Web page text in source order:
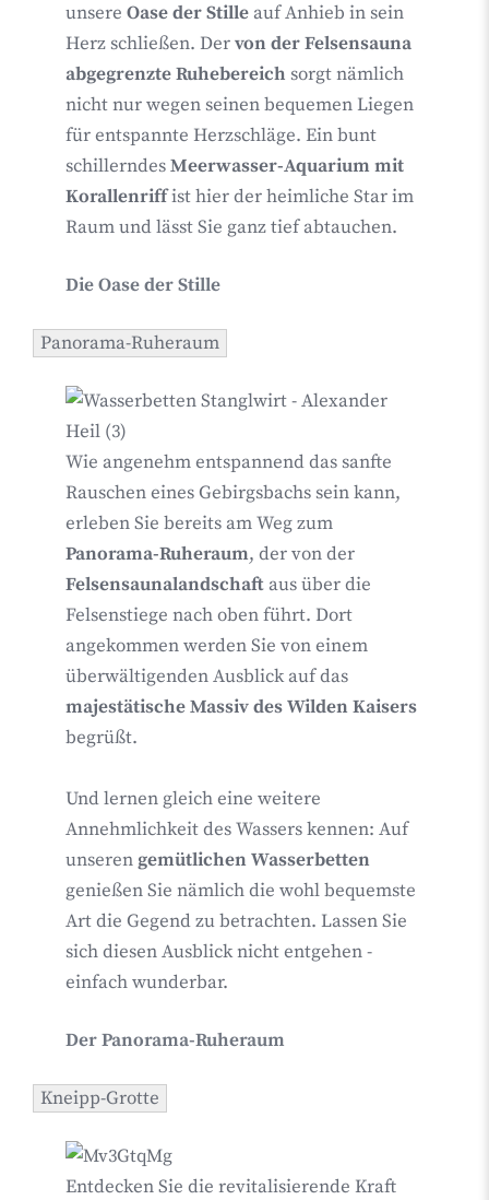
unsere Oase der Stille auf Anhieb in sein
Herz schließen. Dervon derFelsensauna
abgegrenzte Ruhebereich sorgt nämlich
nicht nur wegen seinen bequemen Liegen
für entspannte Herzschläge. Ein bunt
schillerndesMeerwasser-Aquariummit
Korallenriffist hier der heimliche Star im
Raum und lässt Sie ganz tief abtauchen.
Die Oase der Stille
Panorama-Ruheraum
Wie angenehm entspannend das sanfte
Rauschen eines Gebirgsbachs sein kann,
erleben Sie bereits am Weg zum
Panorama-Ruheraum, der von der
Felsensaunalandschaft aus über die
Felsenstiege nach oben führt. Dort
angekommen werden Sie von einem
überwältigenden Ausblick auf das
majestätische Massiv des Wilden Kaisers
begrüßt.
Und lernen gleich eine weitere
Annehmlichkeit des Wassers kennen: Auf
unseren gemütlichen Wasserbetten
genießen Sie nämlich die wohl bequemste
Art die Gegend zu betrachten. Lassen Sie
sich diesen Ausblick nicht entgehen -
einfach wunderbar.
Der Panorama-Ruheraum
Kneipp-Grotte
Entdecken Sie die revitalisierende Kraft